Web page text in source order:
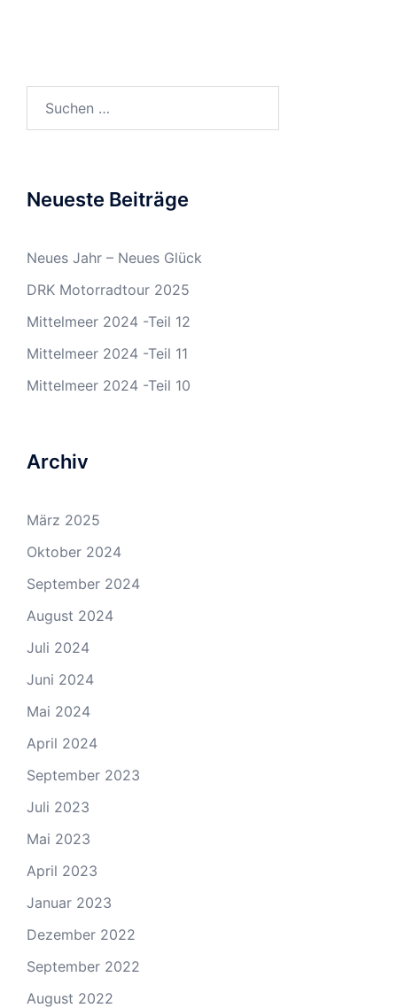
nach:
Neueste Beiträge
Neues Jahr – Neues Glück
DRK Motorradtour 2025
Mittelmeer 2024 -Teil 12
Mittelmeer 2024 -Teil 11
Mittelmeer 2024 -Teil 10
Archiv
März 2025
Oktober 2024
September 2024
August 2024
Juli 2024
Juni 2024
Mai 2024
April 2024
September 2023
Juli 2023
Mai 2023
April 2023
Januar 2023
Dezember 2022
September 2022
August 2022